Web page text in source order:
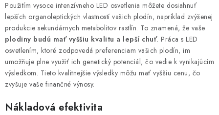
Použitím vysoce intenzívneho LED osvetlenia môžete dosiahnuť
lepších organoleptických vlastností vašich plodín, napríklad zvýšenej
produkcie sekundárnych metabolitov rastlín. To znamená, že vaše
plodiny budú mať vyššiu kvalitu a lepší chuť. Práca s LED
osvetlením, ktoré zodpovedá preferenciam vašich plodín, im
umožňuje plne využiť ich genetický potenciál, čo vedie k vynikajúcim
výsledkom. Tieto kvalitnejšie výsledky môžu mať vyššiu cenu, čo
zvyšuje vaše finančné výnosy.
Nákladová efektivita